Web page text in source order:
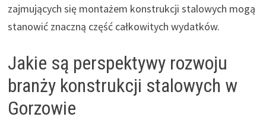
zajmujących się montażem konstrukcji stalowych mogą
stanowić znaczną część całkowitych wydatków.
Jakie są perspektywy rozwoju
branży konstrukcji stalowych w
Gorzowie